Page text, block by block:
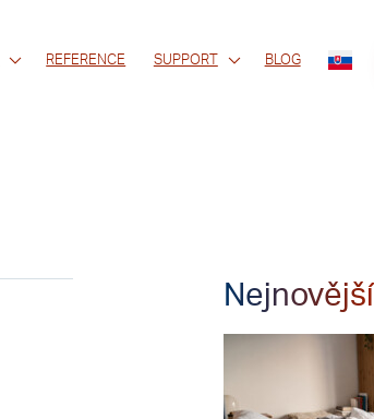
REFERENCE SUPPORT BLOG
Nejnovější